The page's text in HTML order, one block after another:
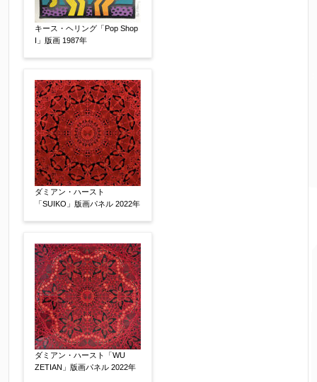
キース・ヘリング「Pop Shop
I」版画 1987年
ダミアン・ハースト
「SUIKO」版画パネル 2022年
ダミアン・ハースト「WU
ZETIAN」版画パネル 2022年